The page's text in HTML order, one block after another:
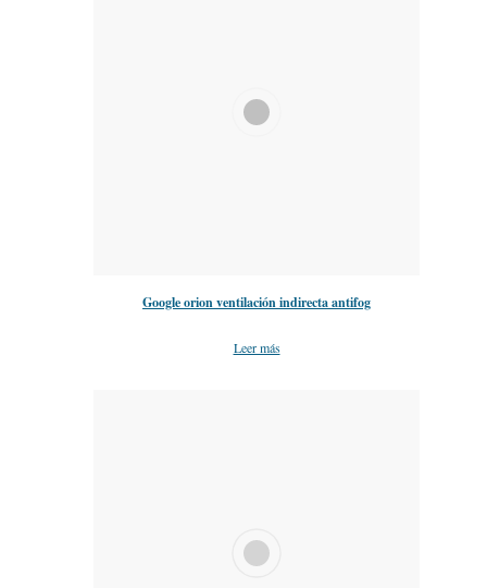
Google orion ventilación indirecta antifog
Leer más